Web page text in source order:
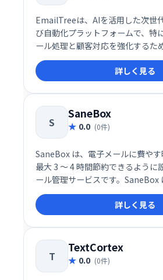
EmailTreeは、AIを活用した次世
び自動化プラットフォームで、特
ール処理と顧客対応を強化するた
す。このサービスは、AIによるメ
案、センチメント分析を統合し、
産性を劇的に向上させます。
詳しく見る
S
SaneBox
0.0 (0件)
SaneBox は、電子メールに費や
最大 3 ～ 4 時間節約できるように
ール管理サービスです。SaneBox
ズムと機械学習を使用して、受信
要度に応じて自動的にフォルダー
により、無関係なメッセージを分
し、重要なこと、つまり電子メー
とに集中できるようになります。
詳しく見る
T
TextCortex
0.0 (0件)